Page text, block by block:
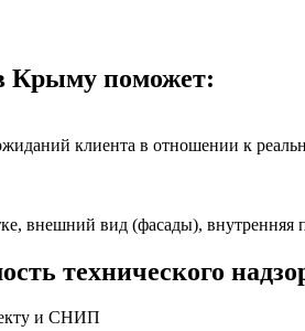
Крыму поможет:
клиента в отношении к
внешний вид (фасады),
технического
и СНИП